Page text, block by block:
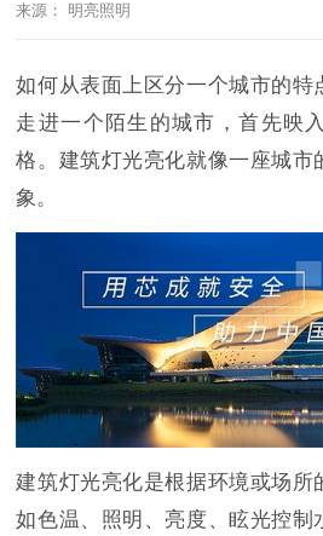
来源： 明亮照明
如何从表面上区分一个城市的特
走进一个陌生的城市，首先映
格。建筑灯光亮化就像一座城市
象。
建筑灯光亮化是根据环境或场所
如色温、照明、亮度、眩光控制